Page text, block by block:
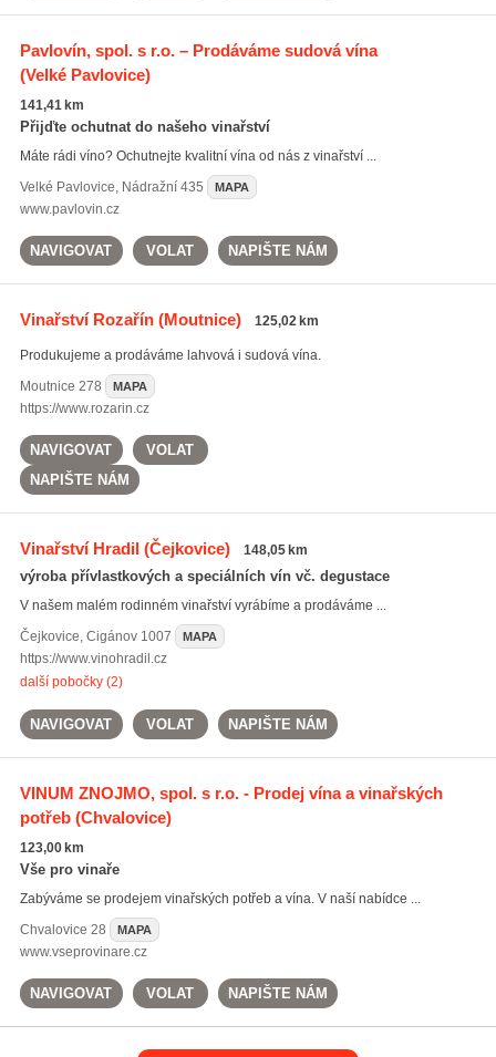
Pavlovín, spol. s r.o. – Prodáváme sudová vína
(Velké Pavlovice)
141,41 km
Přijďte ochutnat do našeho vinařství
Máte rádi víno? Ochutnejte kvalitní vína od nás z vinařství ...
Velké Pavlovice, Nádražní 435 MAPA
www.pavlovin.cz
NAVIGOVAT VOLAT NAPIŠTE NÁM
Vinařství Rozařín(Moutnice) 125,02 km
Produkujeme a prodáváme lahvová i sudová vína.
Moutnice 278 MAPA
https://www.rozarin.cz
NAVIGOVAT
VOLAT
NAPIŠTE NÁM
Vinařství Hradil(Čejkovice) 148,05 km
výroba přívlastkových a speciálních vín vč. degustace
V našem malém rodinném vinařství vyrábíme a prodáváme ...
Čejkovice, Cigánov 1007 MAPA
https://www.vinohradil.cz
další pobočky (2)
NAVIGOVAT VOLAT NAPIŠTE NÁM
VINUM ZNOJMO, spol. s r.o. - Prodej vína a vinařských
potřeb(Chvalovice)
123,00 km
Vše pro vinaře
Zabýváme se prodejem vinařských potřeb a vína. V naší nabídce ...
Chvalovice 28 MAPA
www.vseprovinare.cz
NAVIGOVAT VOLAT NAPIŠTE NÁM